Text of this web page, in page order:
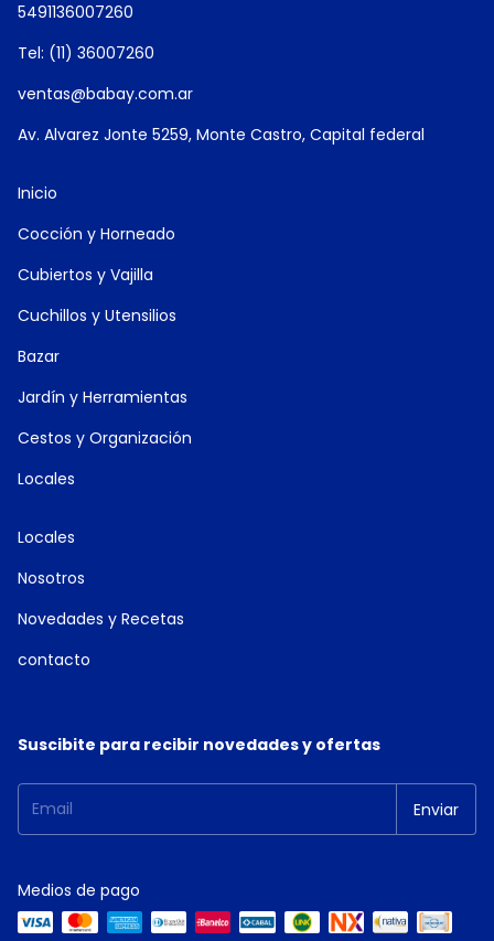
5491136007260
Tel: (11) 36007260
ventas@babay.com.ar
Av. Alvarez Jonte 5259, Monte Castro, Capital federal
Inicio
Cocción y Horneado
Cubiertos y Vajilla
Cuchillos y Utensilios
Bazar
Jardín y Herramientas
Cestos y Organización
Locales
Locales
Nosotros
Novedades y Recetas
contacto
Suscibite para recibir novedades y ofertas
Medios de pago